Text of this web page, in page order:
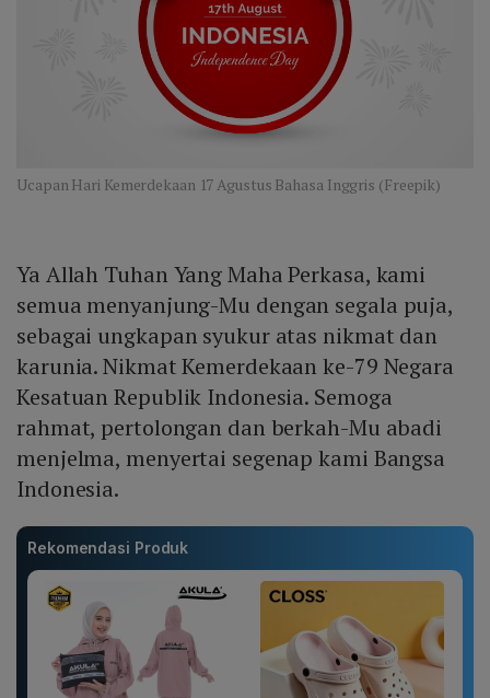
Ucapan Hari Kemerdekaan 17 Agustus Bahasa Inggris (Freepik)
Ya Allah Tuhan Yang Maha Perkasa, kami
semua menyanjung-Mu dengan segala puja,
sebagai ungkapan syukur atas nikmat dan
karunia. Nikmat Kemerdekaan ke-79 Negara
Kesatuan Republik Indonesia. Semoga
rahmat, pertolongan dan berkah-Mu abadi
menjelma, menyertai segenap kami Bangsa
Indonesia.
Rekomendasi Produk